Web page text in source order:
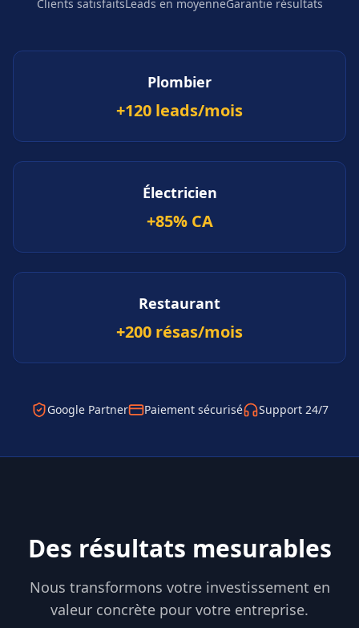
Clients satisfaitsLeads en moyenneGarantie résultats
Plombier
+120 leads/mois
Électricien
+85% CA
Restaurant
+200 résas/mois
Google Partner Paiement sécurisé Support 24/7
Des résultats mesurables
Nous transformons votre investissement en
valeur concrète pour votre entreprise.